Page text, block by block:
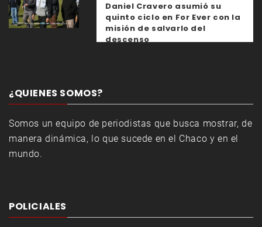
Daniel Cravero asumió su
quinto ciclo en For Ever con la
misión de salvarlo del
descenso
¿QUIENES SOMOS?
Somos un equipo de periodistas que busca mostrar, de
manera dinámica, lo que sucede en el Chaco y en el
mundo.
POLICIALES